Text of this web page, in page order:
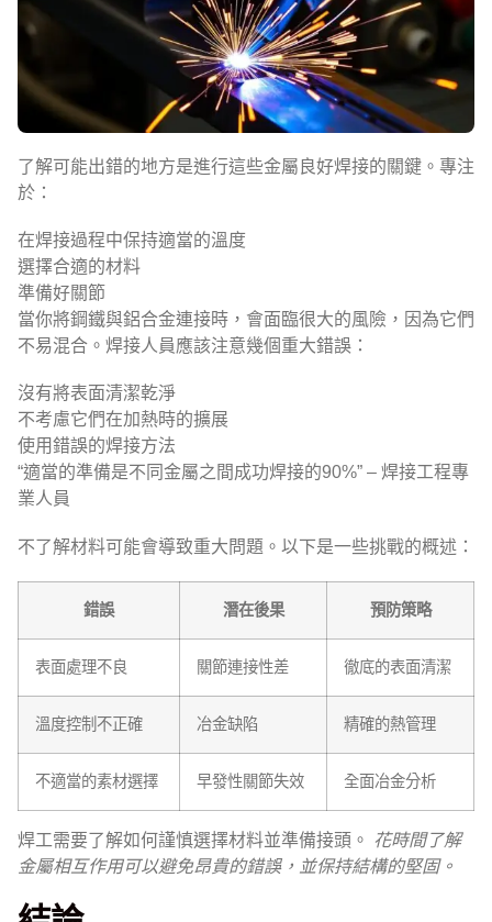
了解可能出錯的地方是進行這些金屬良好焊接的關鍵。專注
於：
在焊接過程中保持適當的溫度
選擇合適的材料
準備好關節
當你將鋼鐵與鋁合金連接時，會面臨很大的風險，因為它們
不易混合。焊接人員應該注意幾個重大錯誤：
沒有將表面清潔乾淨
不考慮它們在加熱時的擴展
使用錯誤的焊接方法
“適當的準備是不同金屬之間成功焊接的90%” – 焊接工程專
業人員
不了解材料可能會導致重大問題。以下是一些挑戰的概述：
錯誤 潛在後果 預防策略
表面處理不良 關節連接性差 徹底的表面清潔
溫度控制不正確 冶金缺陷 精確的熱管理
不適當的素材選擇 早發性關節失效 全面冶金分析
焊工需要了解如何謹慎選擇材料並準備接頭。
花時間了解
金屬相互作用可以避免昂貴的錯誤，並保持結構的堅固。